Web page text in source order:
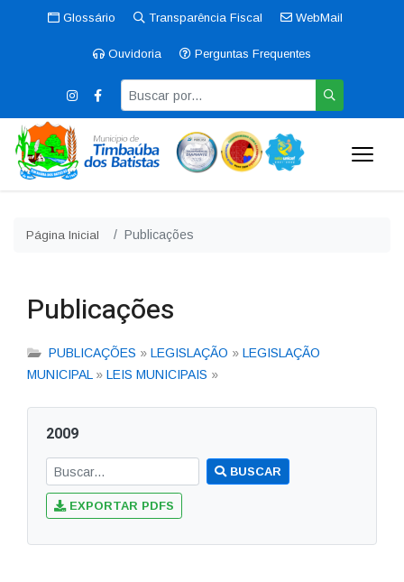
Glossário Transparência Fiscal WebMail
Ouvidoria Perguntas Frequentes
Página Inicial Publicações
Publicações
PUBLICAÇÕES » LEGISLAÇÃO » LEGISLAÇÃO
MUNICIPAL » LEIS MUNICIPAIS »
2009
BUSCAR
EXPORTAR PDFS